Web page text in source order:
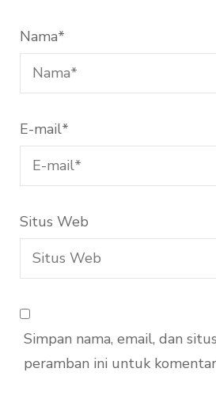
Nama*
E-mail*
Situs Web
Simpan nama, email, dan
peramban ini untuk